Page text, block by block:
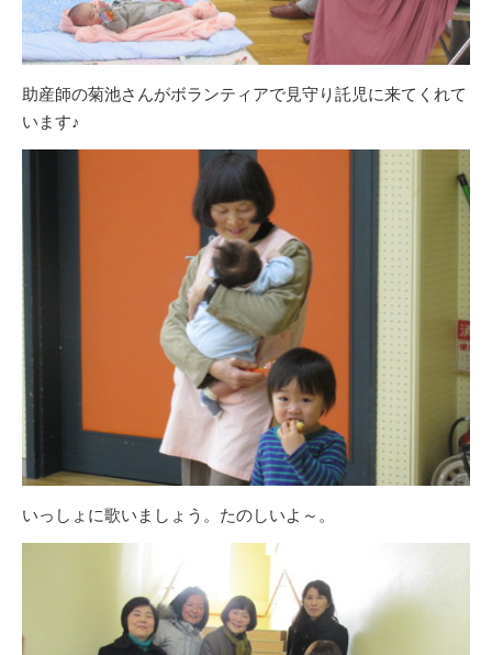
助産師の菊池さんがボランティアで見守り託児に来てくれて
います♪
いっしょに歌いましょう。たのしいよ～。